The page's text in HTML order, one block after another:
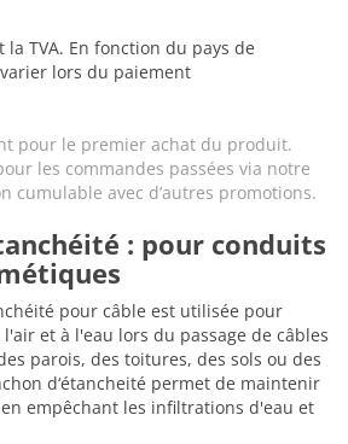
TVA. En fonction du pays de
lors du paiement
pour le premier achat du produit.
les commandes passées via notre
cumulable avec d’autres promotions.
: pour conduits
pour câble est utilisée pour
et à l'eau lors du passage de câbles
parois, des toitures, des sols ou des
d‘étancheité permet de maintenir
empêchant les infiltrations d'eau et